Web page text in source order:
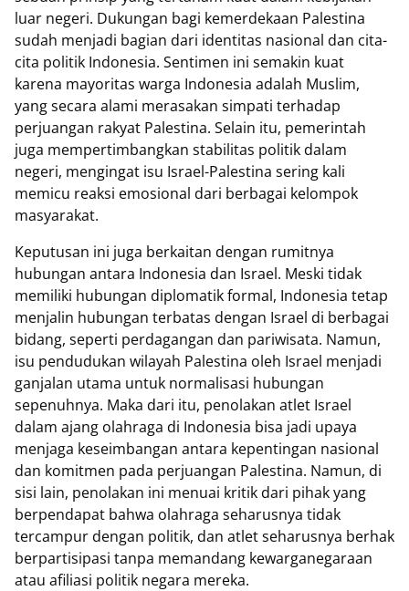
luar negeri. Dukungan bagi kemerdekaan Palestina
sudah menjadi bagian dari identitas nasional dan cita-
cita politik Indonesia. Sentimen ini semakin kuat
karena mayoritas warga Indonesia adalah Muslim,
yang secara alami merasakan simpati terhadap
perjuangan rakyat Palestina. Selain itu, pemerintah
juga mempertimbangkan stabilitas politik dalam
negeri, mengingat isu Israel-Palestina sering kali
memicu reaksi emosional dari berbagai kelompok
masyarakat.
Keputusan ini juga berkaitan dengan rumitnya
hubungan antara Indonesia dan Israel. Meski tidak
memiliki hubungan diplomatik formal, Indonesia tetap
menjalin hubungan terbatas dengan Israel di berbagai
bidang, seperti perdagangan dan pariwisata. Namun,
isu pendudukan wilayah Palestina oleh Israel menjadi
ganjalan utama untuk normalisasi hubungan
sepenuhnya. Maka dari itu, penolakan atlet Israel
dalam ajang olahraga di Indonesia bisa jadi upaya
menjaga keseimbangan antara kepentingan nasional
dan komitmen pada perjuangan Palestina. Namun, di
sisi lain, penolakan ini menuai kritik dari pihak yang
berpendapat bahwa olahraga seharusnya tidak
tercampur dengan politik, dan atlet seharusnya berhak
berpartisipasi tanpa memandang kewarganegaraan
atau afiliasi politik negara mereka.